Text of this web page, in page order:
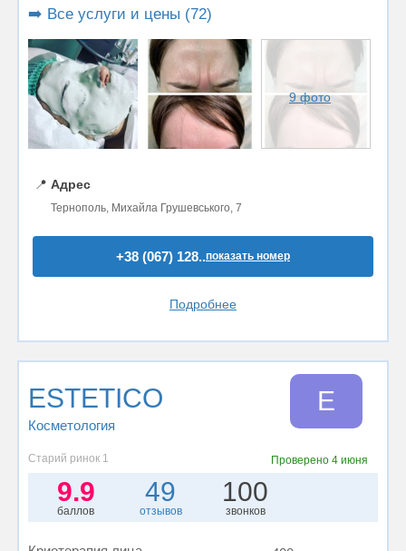
➡️ Все услуги и цены (72)
9 фото
📍 Адрес
Тернополь, Михайла Грушевського, 7
+38 (067) 128..показать номер
Подробнее
ESTETICO
Косметология
E
Старий ринок 1 Проверено4 июня
9.9
баллов
49
отзывов
100
звонков